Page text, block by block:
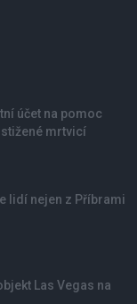
účet na pomoc
mrtvicí
lidí nejen z Příbrami
Las Vegas na